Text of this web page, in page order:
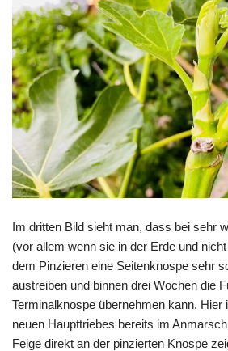
Im dritten Bild sieht man, dass bei sehr
(vor allem wenn sie in der Erde und
dem Pinzieren eine Seitenknospe sehr
austreiben und binnen drei Wochen die
Terminalknospe übernehmen kann. Hier
neuen Haupttriebes bereits im
Feige direkt an der pinzierten Knospe